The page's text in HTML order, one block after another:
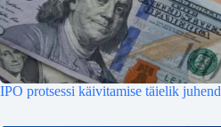
IPO protsessi käivitamise täielik juhend